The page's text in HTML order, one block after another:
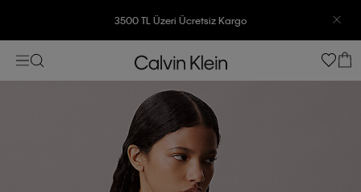
3500 TL Üzeri Ücretsiz Kargo
7500 TL Ve Üzeri Alışverişlerinizde 6 Taksit İmkanı